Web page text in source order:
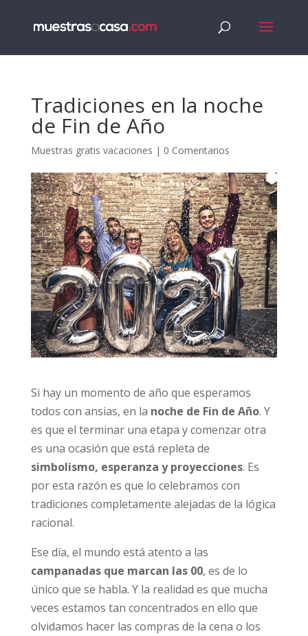
Tradiciones en la noche
de Fin de Año
Muestras gratis vacaciones | 0 Comentarios
Si hay un momento de año que esperamos
todos con ansias, en la noche de Fin de Año. Y
es que el terminar una etapa y comenzar otra
es una ocasión que está repleta de
simbolismo, esperanza y proyecciones. Es
por esta razón es que lo celebramos con
tradiciones completamente alejadas de la lógica
racional.
Ese día, el mundo está atento a las
campanadas que marcan las 00, es de lo
único que se habla. Y la realidad es que mucha
veces estamos tan concentrados en ello que
olvidamos hacer las compras de la cena o los